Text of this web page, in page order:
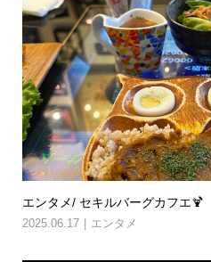
エンタメ/ セキルバーグカフエ🍹
2025.06.17 エンタメ